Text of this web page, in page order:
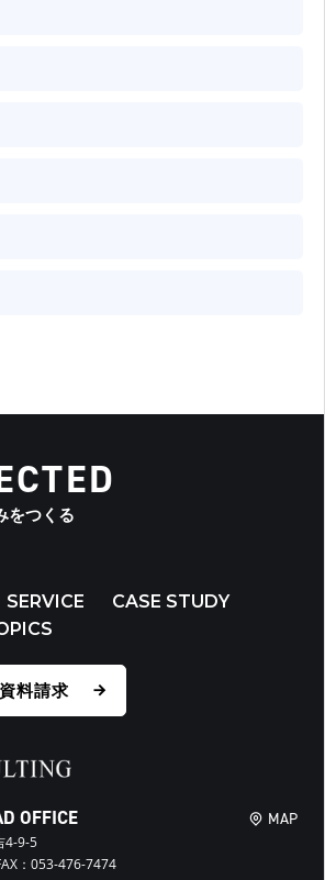
をつくる
SERVICE
CASE STUDY
料請求
OFFICE
4-9-5
：053-476-7474
MAP